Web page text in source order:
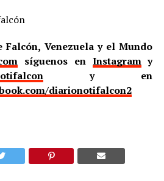
Falcón, Venezuela y el Mundo
síguenos en Instagramy
y en
diarionotifalcon2